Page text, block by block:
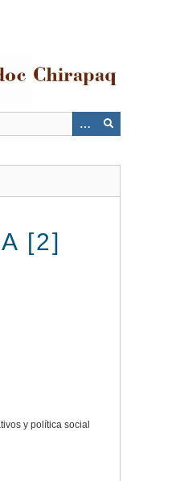
[2]
y política social